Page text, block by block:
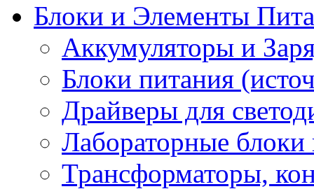
Блоки и Элементы
Аккумуляторы и
Блоки питания
Драйверы для
Лабораторные блоки
Трансформаторы,